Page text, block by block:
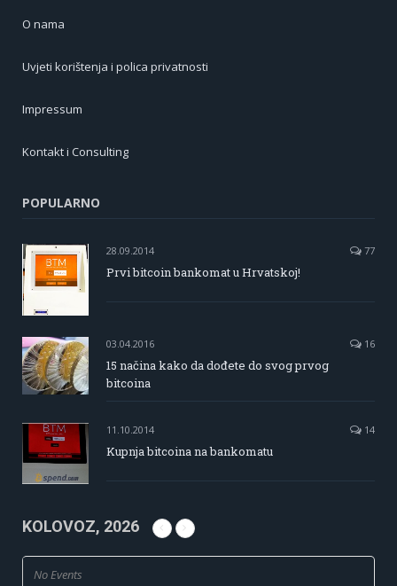
O nama
Uvjeti korištenja i polica privatnosti
Impressum
Kontakt i Consulting
POPULARNO
28.09.2014 77
Prvi bitcoin bankomat u Hrvatskoj!
03.04.2016 16
15 načina kako da dođete do svog prvog
bitcoina
11.10.2014 14
Kupnja bitcoina na bankomatu
KOLOVOZ, 2026
No Events